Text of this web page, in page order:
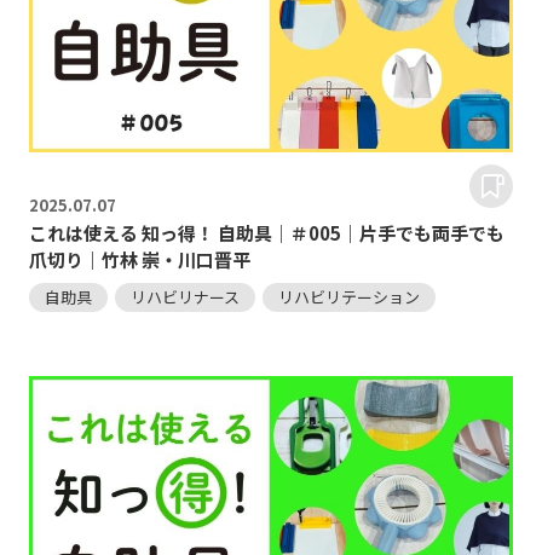
2025.07.07
これは使える 知っ得！ 自助具｜＃005｜片手でも両手でも
爪切り｜竹林 崇・川口晋平
自助具 リハビリナース リハビリテーション